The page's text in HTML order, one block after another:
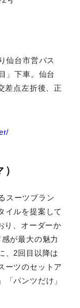
台市営バス「鶴
、正面
）
スーツブラン
ルを提案してい
オーダーから最
大の魅力です。
以降はオンライ
アップはもち